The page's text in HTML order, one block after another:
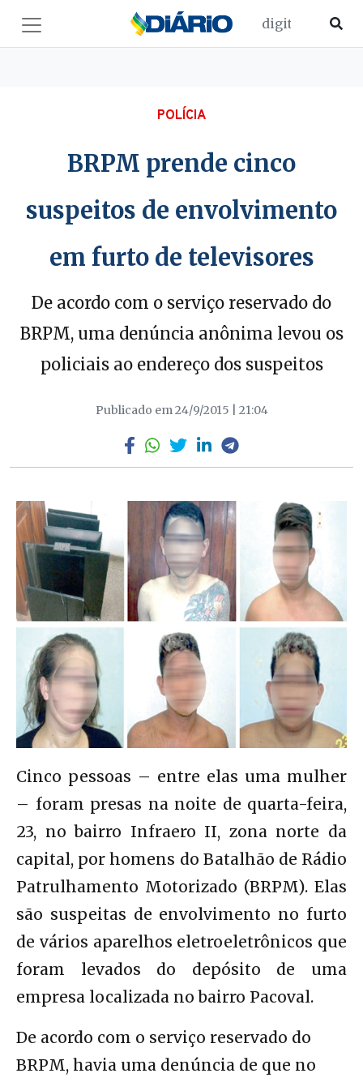
POLÍCIA
BRPM prende cinco
suspeitos de envolvimento
em furto de televisores
De acordo com o serviço reservado do
BRPM, uma denúncia anônima levou os
policiais ao endereço dos suspeitos
Publicado em 24/9/2015 | 21:04
Cinco pessoas – entre elas uma mulher
– foram presas na noite de quarta-feira,
23, no bairro Infraero II, zona norte da
capital, por homens do Batalhão de Rádio
Patrulhamento Motorizado (BRPM). Elas
são suspeitas de envolvimento no furto
de vários aparelhos eletroeletrônicos que
foram levados do depósito de uma
empresa localizada no bairro Pacoval.
De acordo com o serviço reservado do
BRPM, havia uma denúncia de que no